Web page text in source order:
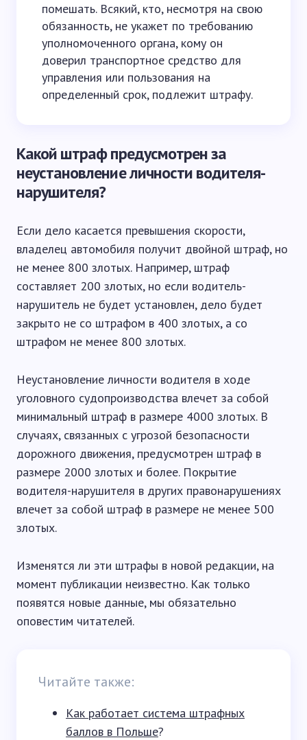
помешать. Всякий, кто, несмотря на свою
обязанность, не укажет по требованию
уполномоченного органа, кому он
доверил транспортное средство для
управления или пользования на
определенный срок, подлежит штрафу.
Какой штраф предусмотрен за
неустановление личности водителя-
нарушителя?
Если дело касается превышения скорости,
владелец автомобиля получит двойной штраф, но
не менее 800 злотых. Например, штраф
составляет 200 злотых, но если водитель-
нарушитель не будет установлен, дело будет
закрыто не со штрафом в 400 злотых, а со
штрафом не менее 800 злотых.
Неустановление личности водителя в ходе
уголовного судопроизводства влечет за собой
минимальный штраф в размере 4000 злотых. В
случаях, связанных с угрозой безопасности
дорожного движения, предусмотрен штраф в
размере 2000 злотых и более. Покрытие
водителя-нарушителя в других правонарушениях
влечет за собой штраф в размере не менее 500
злотых.
Изменятся ли эти штрафы в новой редакции, на
момент публикации неизвестно. Как только
появятся новые данные, мы обязательно
оповестим читателей.
Читайте также:
Как работает система штрафных
баллов в Польше?